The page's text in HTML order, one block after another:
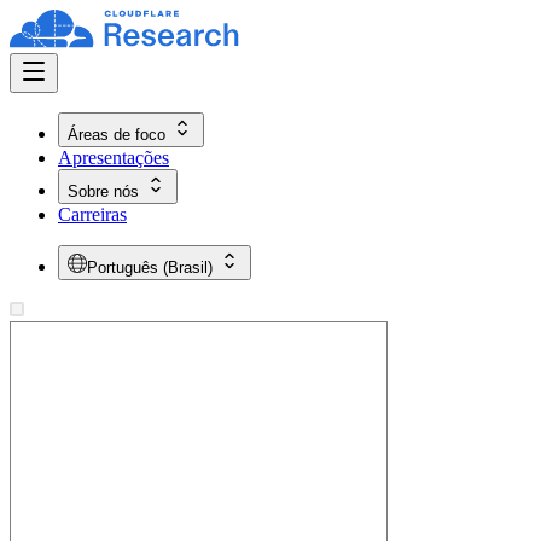
Áreas de foco
Apresentações
Sobre nós
Carreiras
Português (Brasil)